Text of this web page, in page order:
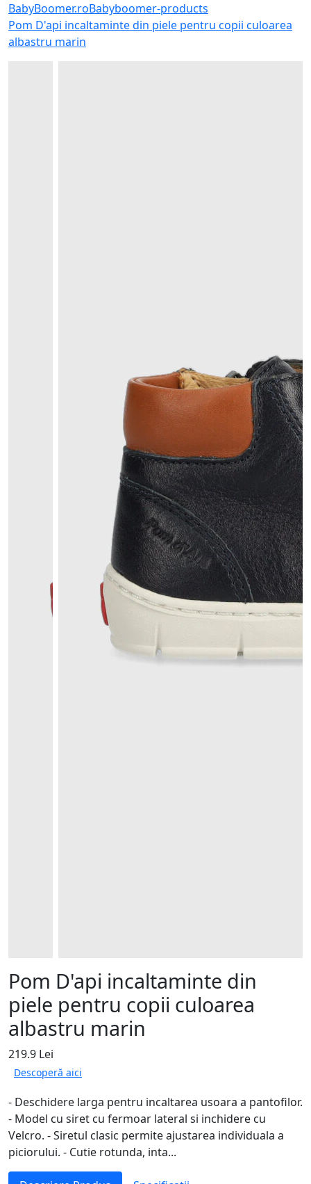
BabyBoomer.roBabyboomer-products
Pom D'api incaltaminte din piele pentru copii culoarea
albastru marin
Pom D'api incaltaminte din
piele pentru copii culoarea
albastru marin
219.9 Lei
Descoperă aici
- Deschidere larga pentru incaltarea usoara a pantofilor.
- Model cu siret cu fermoar lateral si inchidere cu
Velcro. - Siretul clasic permite ajustarea individuala a
piciorului. - Cutie rotunda, inta...